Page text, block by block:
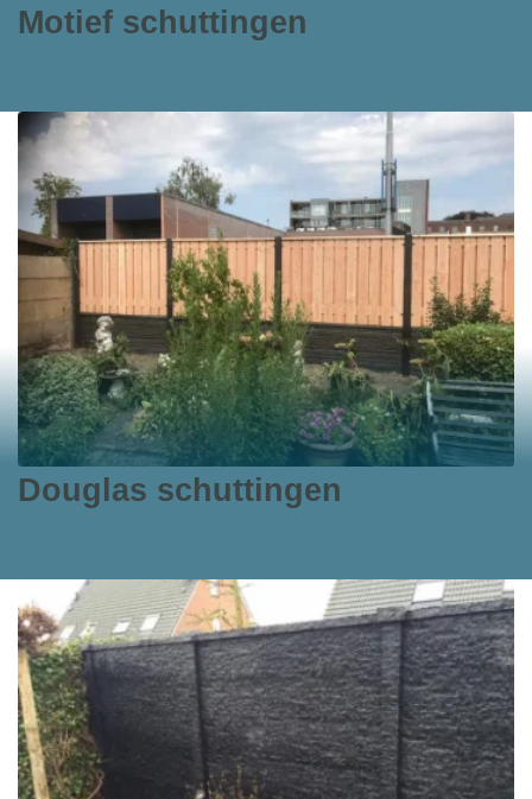
Motief schuttingen
Douglas schuttingen